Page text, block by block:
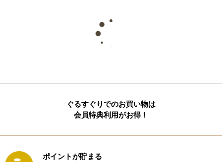
ぐるすぐりでのお買い物は
会員特典利用がお得！
ポイントが貯まる